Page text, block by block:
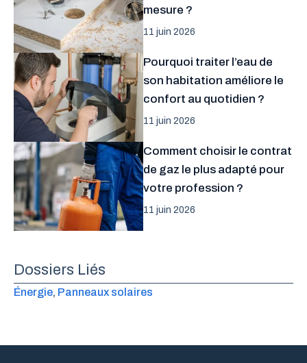
mesure ?
11 juin 2026
Pourquoi traiter l’eau de
son habitation améliore le
confort au quotidien ?
11 juin 2026
Comment choisir le contrat
de gaz le plus adapté pour
votre profession ?
11 juin 2026
Dossiers Liés
Énergie, Panneaux solaires